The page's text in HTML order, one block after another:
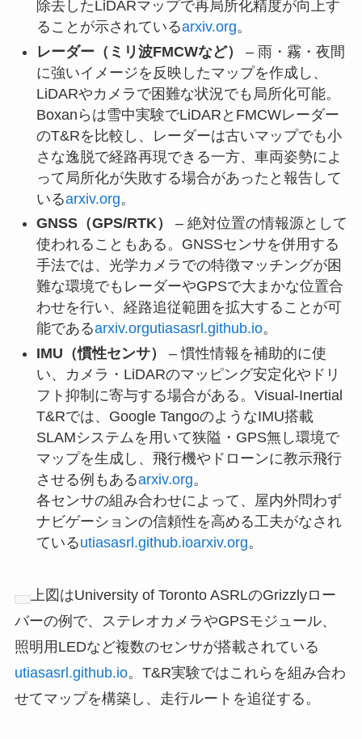
除去したLiDARマップで再局所化精度が向上す
ることが示されているarxiv.org。
レーダー（ミリ波FMCWなど）
– 雨・霧・夜間
に強いイメージを反映したマップを作成し、
LiDARやカメラで困難な状況でも局所化可能。
Boxanらは雪中実験でLiDARとFMCWレーダー
のT&Rを比較し、レーダーは古いマップでも小
さな逸脱で経路再現できる一方、車両姿勢によ
って局所化が失敗する場合があったと報告して
いるarxiv.org。
GNSS（GPS/RTK）
– 絶対位置の情報源として
使われることもある。GNSSセンサを併用する
手法では、光学カメラでの特徴マッチングが困
難な環境でもレーダーやGPSで大まかな位置合
わせを行い、経路追従範囲を拡大することが可
能であるarxiv.orgutiasasrl.github.io。
IMU（慣性センサ）
– 慣性情報を補助的に使
い、カメラ・LiDARのマッピング安定化やドリ
フト抑制に寄与する場合がある。Visual-Inertial
T&Rでは、Google TangoのようなIMU搭載
SLAMシステムを用いて狭隘・GPS無し環境で
マップを生成し、飛行機やドローンに教示飛行
させる例もあるarxiv.org。
各センサの組み合わせによって、屋内外問わず
ナビゲーションの信頼性を高める工夫がなされ
ているutiasasrl.github.ioarxiv.org。
上図はUniversity of Toronto ASRLのGrizzlyロー
バーの例で、ステレオカメラやGPSモジュール、
照明用LEDなど複数のセンサが搭載されている
utiasasrl.github.io。T&R実験ではこれらを組み合わ
せてマップを構築し、走行ルートを追従する。